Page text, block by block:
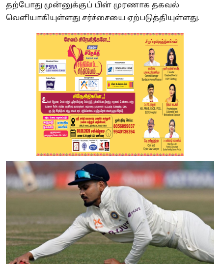
தற்போது முன்னுக்குப் பின் முரணாக தகவல்
வெளியாகியுள்ளது சர்ச்சையை ஏற்படுத்தியுள்ளது.